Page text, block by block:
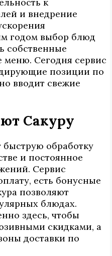
к
и внедрение
годом выбор блюд
собственные
Сегодня сервис
позиции по
вводит свежие
Сакуру
быструю обработку
и постоянное
Сервис
есть бонусные
позволяют
блюдах.
здесь, чтобы
скидками, а
доставки по